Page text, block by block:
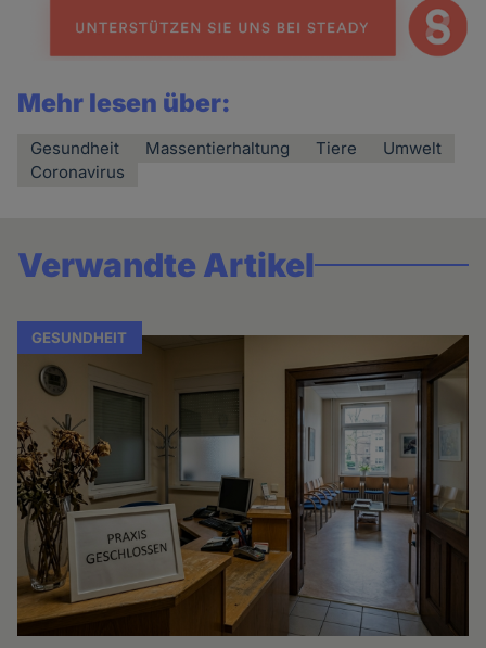
Mehr lesen über:
Gesundheit Massentierhaltung Tiere
Umwelt
Coronavirus
Verwandte Artikel
GESUNDHEIT